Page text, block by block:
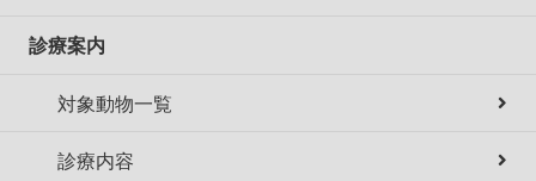
診療案内
対象動物一覧
診療内容